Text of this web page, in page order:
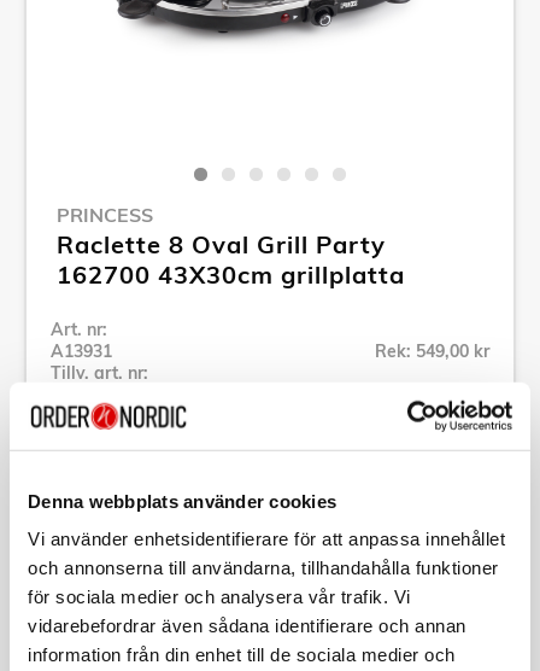
Denna webbplats använder cookies
Vi använder enhetsidentifierare för att anpassa innehållet
och annonserna till användarna, tillhandahålla funktioner
för sociala medier och analysera vår trafik. Vi
vidarebefordrar även sådana identifierare och annan
information från din enhet till de sociala medier och
PRINCESS
Raclette 8 Oval Grill Party
162700 43X30cm grillplatta
Art. nr:
A13931
Tillv. art. nr:
Rek: 549,00 kr
Se alla produkter inom Princess
Beskrivning
Art. nr:A13931